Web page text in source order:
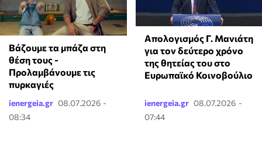
Βάζουμε τα μπάζα στη
θέση τους -
Προλαμβάνουμε τις
πυρκαγιές
ienergeia.gr 08.07.2026 -
08:34
Απολογισμός Γ. Μανιάτη
για τον δεύτερο χρόνο
της θητείας του στο
Ευρωπαϊκό Κοινοβούλιο
ienergeia.gr 08.07.2026 -
07:44